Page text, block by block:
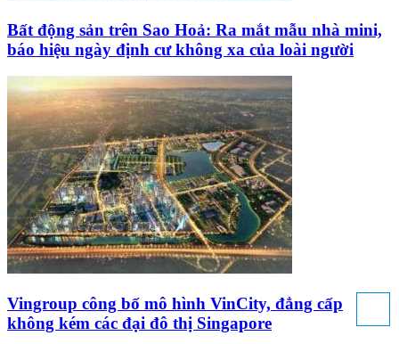
Bất động sản trên Sao Hoả: Ra mắt mẫu nhà mini,
báo hiệu ngày định cư không xa của loài người
Vingroup công bố mô hình VinCity, đẳng cấp
không kém các đại đô thị Singapore